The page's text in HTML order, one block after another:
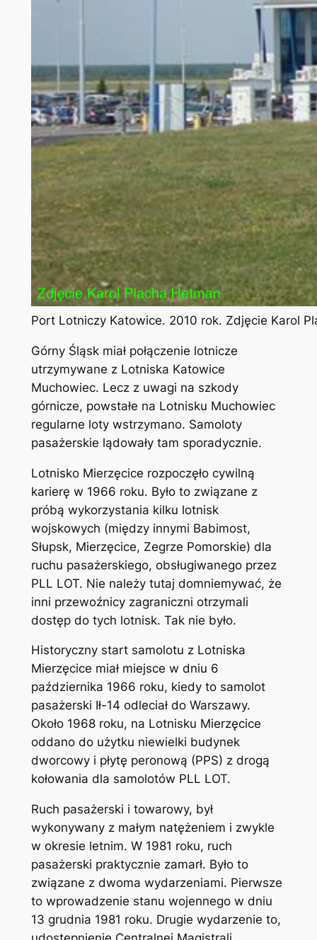
Port Lotniczy Katowice. 2010 rok. Zdjęcie Karol
Górny Śląsk miał połączenie lotnicze
utrzymywane z Lotniska Katowice
Muchowiec. Lecz z uwagi na szkody
górnicze, powstałe na Lotnisku Muchowiec
regularne loty wstrzymano. Samoloty
pasażerskie lądowały tam sporadycznie.
Lotnisko Mierzęcice rozpoczęło cywilną
karierę w 1966 roku. Było to związane z
próbą wykorzystania kilku lotnisk
wojskowych (między innymi Babimost,
Słupsk, Mierzęcice, Zegrze Pomorskie) dla
ruchu pasażerskiego, obsługiwanego przez
PLL LOT. Nie należy tutaj domniemywać, że
inni przewoźnicy zagraniczni otrzymali
dostęp do tych lotnisk. Tak nie było.
Historyczny start samolotu z Lotniska
Mierzęcice miał miejsce w dniu 6
października 1966 roku, kiedy to samolot
pasażerski Ił-14 odleciał do Warszawy.
Około 1968 roku, na Lotnisku Mierzęcice
oddano do użytku niewielki budynek
dworcowy i płytę peronową (PPS) z drogą
kołowania dla samolotów PLL LOT.
Ruch pasażerski i towarowy, był
wykonywany z małym natężeniem i zwykle
w okresie letnim. W 1981 roku, ruch
pasażerski praktycznie zamarł. Było to
związane z dwoma wydarzeniami. Pierwsze
to wprowadzenie stanu wojennego w dniu
13 grudnia 1981 roku. Drugie wydarzenie to,